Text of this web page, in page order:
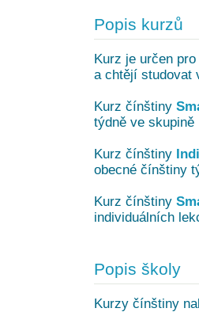
Popis kurzů
Kurz je určen
a chtějí studovat
Kurz čínštiny
týdně ve
Kurz čínštiny
obecné čínštiny
Kurz čínštiny
individuálních
Popis školy
Kurzy čínštiny